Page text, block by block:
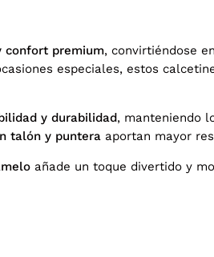
confort premium, convirtiéndose
especiales, estos
y durabilidad, manteniendo
talón y puntera aportan mayor
añade un toque divertido y